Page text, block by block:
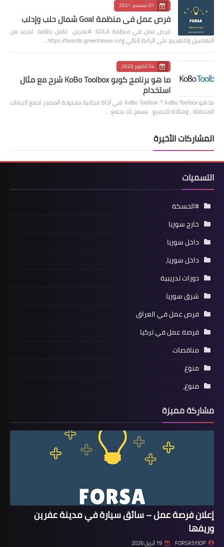
01 ديسمبر 2021
فرص عمل في منظمة Goal شمال حلب وإدلب
فرص عمل في منظمة GOLA #عفرين عامل نظافة لمزيد من
التفاصيل وللتقديم على الرابط التالي https://boards.greenhouse.io/g…
04 أكتوبر 2020
ما هو برنامج كوبو KoBo Toolbox شرح مع مثال
استخدام
ما هو KoBo Toolbox ؟ KoBo Toolbox هي أداة مجانية مفتوحة المصدر لجمع البيانات
المتنقلة ، ومتاحة للجميع. يسمح لك بجمع …
المشاركات الأخيرة
التسميات
#الحسكة
خارج سوريا
داخل سوريا
داخل سوريا،
دورات تدريبية
شرق سوريا
فرص عمل في العراق
فرصة عمل في تركيا
مناقصات
منوع
منوع،
مشاركة مميزة
إعلان فرصة عمل – سائق سيارة في مدينة عفرين
وريفها
FORSASYJOP 19 أبريل 2026